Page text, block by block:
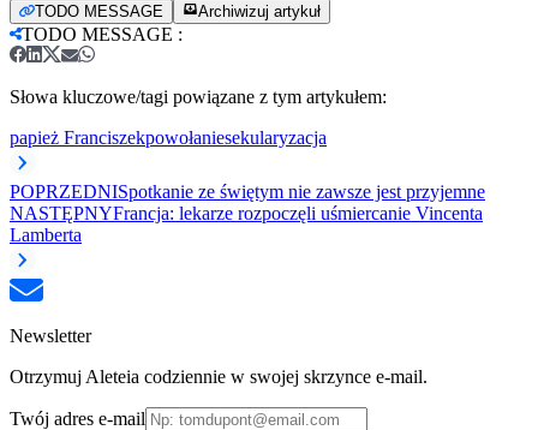
TODO MESSAGE Archiwizuj artykuł
TODO MESSAGE :
Słowa kluczowe/tagi powiązane z tym artykułem:
papież Franciszekpowołaniesekularyzacja
POPRZEDNISpotkanie ze świętym nie zawsze jest przyjemne
NASTĘPNYFrancja: lekarze rozpoczęli uśmiercanie Vincenta
Lamberta
Newsletter
Otrzymuj Aleteia codziennie w swojej skrzynce e-mail.
Twój adres e-mail